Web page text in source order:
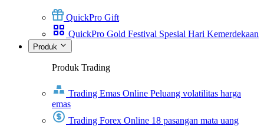
QuickPro Gift
QuickPro Gold Festival Spesial Hari Kemerdekaan
Produk
Produk Trading
Trading Emas Online Peluang volatilitas harga
emas
Trading Forex Online 18 pasangan mata uang